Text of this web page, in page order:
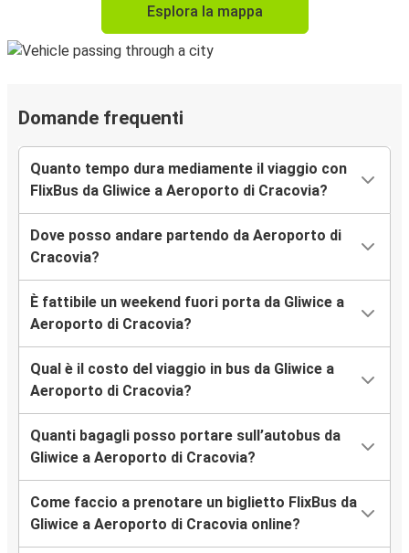
Esplora la mappa
Domande frequenti
Quanto tempo dura mediamente il viaggio con
FlixBus da Gliwice a Aeroporto di Cracovia?
Dove posso andare partendo da Aeroporto di
Cracovia?
È fattibile un weekend fuori porta da Gliwice a
Aeroporto di Cracovia?
Qual è il costo del viaggio in bus da Gliwice a
Aeroporto di Cracovia?
Quanti bagagli posso portare sull’autobus da
Gliwice a Aeroporto di Cracovia?
Come faccio a prenotare un biglietto FlixBus da
Gliwice a Aeroporto di Cracovia online?